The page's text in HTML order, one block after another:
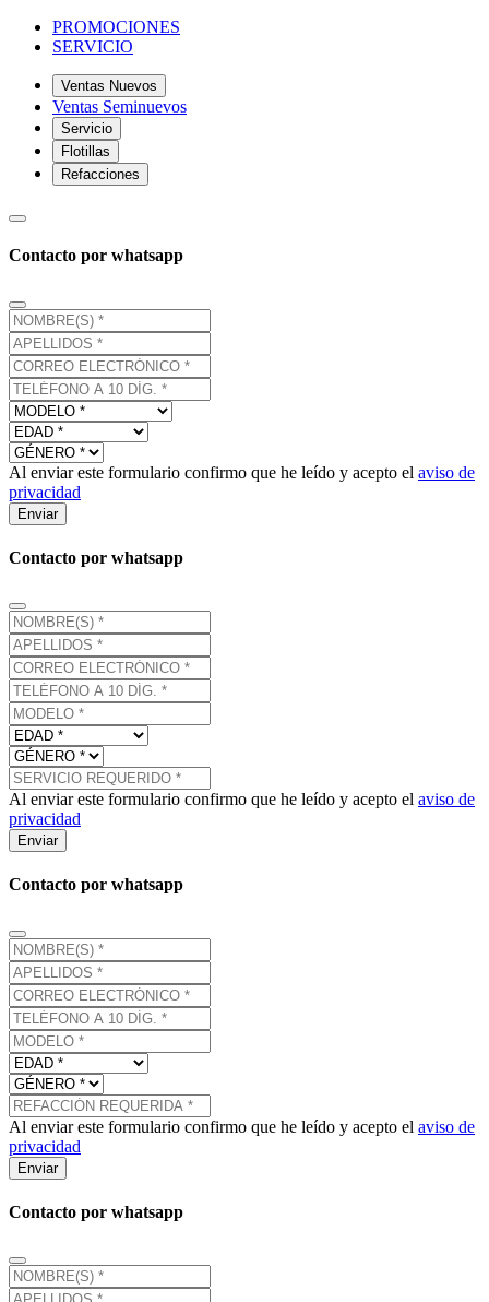
PROMOCIONES
SERVICIO
Ventas Nuevos
Ventas Seminuevos
Servicio
Flotillas
Refacciones
Contacto por whatsapp
Al enviar este formulario confirmo que he leído y acepto el aviso de
privacidad
Enviar
Contacto por whatsapp
Al enviar este formulario confirmo que he leído y acepto el aviso de
privacidad
Enviar
Contacto por whatsapp
Al enviar este formulario confirmo que he leído y acepto el aviso de
privacidad
Enviar
Contacto por whatsapp